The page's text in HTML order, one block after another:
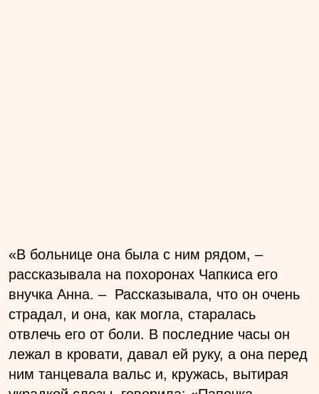
«В больнице она была с ним рядом, –
рассказывала на похоронах Чапкиса его
внучка Анна. – Рассказывала, что он очень
страдал, и она, как могла, старалась
отвлечь его от боли. В последние часы он
лежал в кровати, давал ей руку, а она перед
ним танцевала вальс и, кружась, вытирая